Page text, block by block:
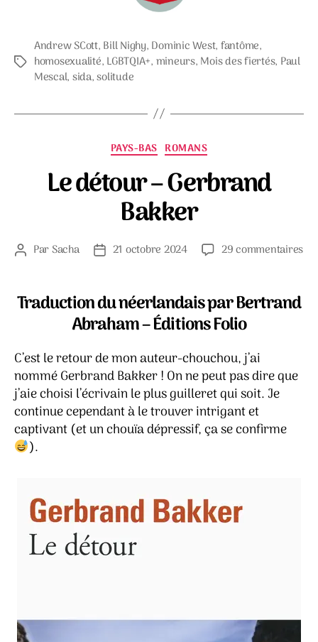
Étiquettes
Andrew SCott, Bill Nighy, Dominic West, fantôme,
homosexualité, LGBTQIA+, mineurs, Mois des fiertés, Paul
Mescal, sida,solitude
Catégories
PAYS-BAS ROMANS
Le détour – Gerbrand
Bakker
Auteur
ParSacha
Date21 octobre 2024 29 commentairessur
Traduction du néerlandais par Bertrand
Abraham – Éditions Folio
C’est le retour de mon auteur-chouchou, j’ai
nommé Gerbrand Bakker ! On ne peut pas dire que
j’aie choisi l’écrivain le plus guilleret qui soit. Je
continue cependant à le trouver intrigant et
captivant (et un chouïa dépressif, ça se confirme
).